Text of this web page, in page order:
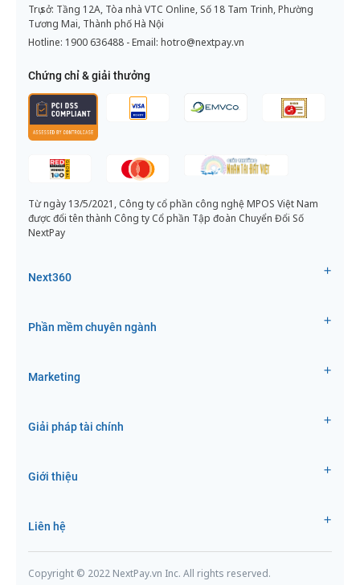
Trụ sở: Tầng 12A, Tòa nhà VTC Online, Số 18 Tam Trinh, Phường
Tương Mai, Thành phố Hà Nội
Hotline: 1900 636488 - Email: hotro@nextpay.vn
Chứng chỉ & giải thưởng
Từ ngày 13/5/2021, Công ty cổ phần công nghệ MPOS Việt Nam
được đổi tên thành Công ty Cổ phần Tập đoàn Chuyển Đổi Số
NextPay
Next360
Phần mềm chuyên ngành
Marketing
Giải pháp tài chính
Giới thiệu
Liên hệ
Copyright © 2022 NextPay.vn Inc. All rights reserved.